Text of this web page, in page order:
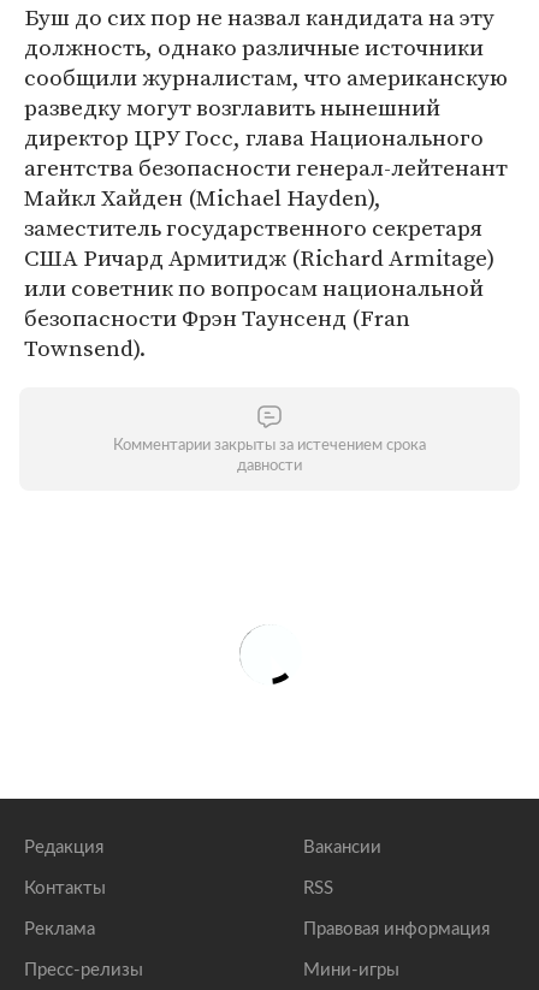
Буш до сих пор не назвал кандидата на эту
должность, однако различные источники
сообщили журналистам, что американскую
разведку могут возглавить нынешний
директор ЦРУ Госс, глава Национального
агентства безопасности генерал-лейтенант
Майкл Хайден (Michael Hayden),
заместитель государственного секретаря
США Ричард Армитидж (Richard Armitage)
или советник по вопросам национальной
безопасности Фрэн Таунсенд (Fran
Townsend).
Комментарии закрыты за истечением срока
давности
Редакция
Контакты
Реклама
Пресс-релизы
Вакансии
RSS
Правовая информация
Мини-игры